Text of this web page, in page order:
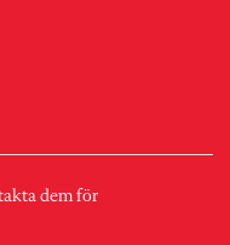
dem för